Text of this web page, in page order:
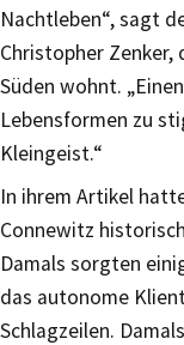
Nachtleben“, sagt
Christopher
Süden wohnt.
Lebensformen zu
Kleingeist.“
In ihrem Artikel
Connewitz
Damals sorgten
das autonome
Schlagzeilen.